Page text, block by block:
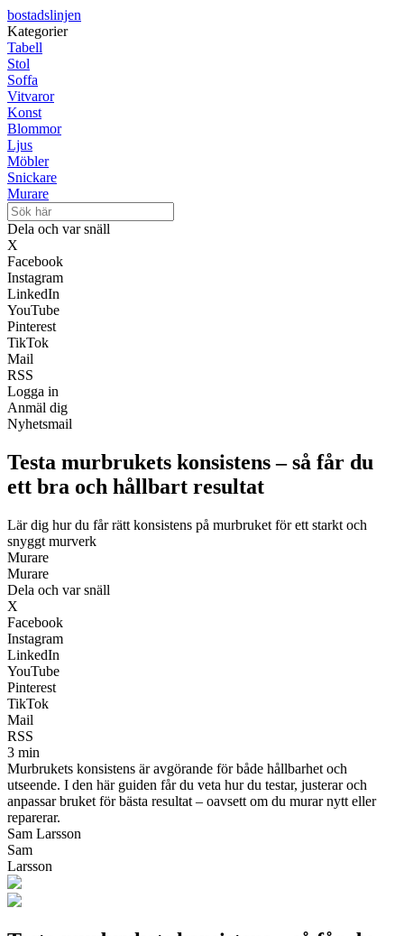
bostadslinjen
Kategorier
Tabell
Stol
Soffa
Vitvaror
Konst
Blommor
Ljus
Möbler
Snickare
Murare
Dela och var snäll
X
Facebook
Instagram
LinkedIn
YouTube
Pinterest
TikTok
Mail
RSS
Logga in
Anmäl dig
Nyhetsmail
Testa murbrukets konsistens – så får du
ett bra och hållbart resultat
Lär dig hur du får rätt konsistens på murbruket för ett starkt och
snyggt murverk
Murare
Murare
Dela och var snäll
X
Facebook
Instagram
LinkedIn
YouTube
Pinterest
TikTok
Mail
RSS
3 min
Murbrukets konsistens är avgörande för både hållbarhet och
utseende. I den här guiden får du veta hur du testar, justerar och
anpassar bruket för bästa resultat – oavsett om du murar nytt eller
reparerar.
Sam Larsson
Sam
Larsson